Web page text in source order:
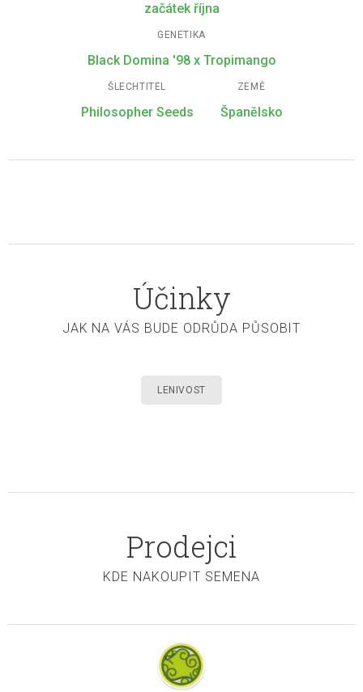
začátek října
GENETIKA
Black Domina '98 x Tropimango
ŠLECHTITEL
Philosopher Seeds
ZEMĚ
Španělsko
Účinky
JAK NA VÁS BUDE ODRŮDA PŮSOBIT
LENIVOST
Prodejci
KDE NAKOUPIT SEMENA